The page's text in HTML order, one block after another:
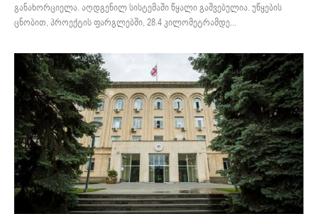
განახორციელა. აღდგენილ სისტემაში წყალი გაშვებულია. უწყების
ცნობით, პროექტის ფარგლებში, 28.4 კილომეტრამდე...